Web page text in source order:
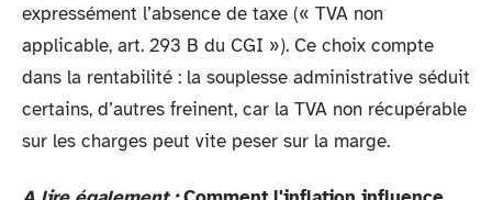
expressément l’absence de taxe (« TVA non
applicable, art. 293 B du CGI »). Ce choix compte
dans la rentabilité : la souplesse administrative séduit
certains, d’autres freinent, car la TVA non récupérable
sur les charges peut vite peser sur la marge.